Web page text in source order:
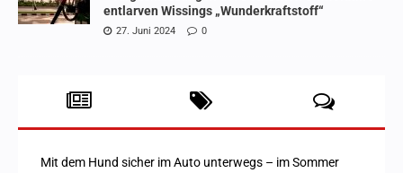
entlarven Wissings „Wunderkraftstoff“
27. Juni 2024 0
Mit dem Hund sicher im Auto unterwegs – im Sommer